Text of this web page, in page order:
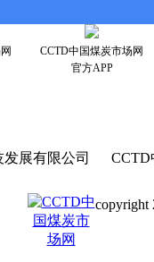
CCTD中国煤炭市场网
官方APP
发展有限公司
copyright